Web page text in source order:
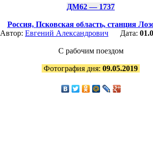
ДМ62 — 1737
Россия, Псковская область, станция
Автор: Евгений Александрович Дата:
С рабочим поездом
Фотография дня: 09.05.2019